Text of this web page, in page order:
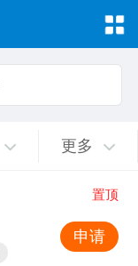
更多
置顶
申请